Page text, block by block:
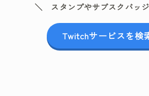
＼ スタンプやサブスクバッ
Twitchサービスを検